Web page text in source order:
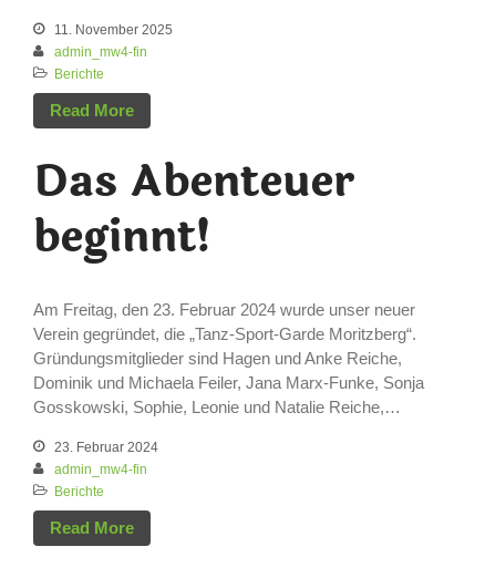
11. November 2025
admin_mw4-fin
Berichte
Read More
Das Abenteuer
beginnt!
Am Freitag, den 23. Februar 2024 wurde unser neuer
Verein gegründet, die „Tanz-Sport-Garde Moritzberg“.
Gründungsmitglieder sind Hagen und Anke Reiche,
Dominik und Michaela Feiler, Jana Marx-Funke, Sonja
Gosskowski, Sophie, Leonie und Natalie Reiche,…
23. Februar 2024
admin_mw4-fin
Berichte
Read More